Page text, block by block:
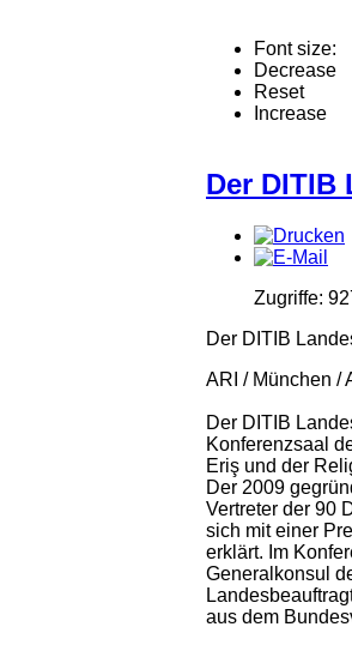
Font size:
Decrease
Reset
Increase
Der DITIB
Zugriffe:
Der DITIB
ARI / München /
Der DITIB
Konferenzsaal
Eriş und der
Der 2009
Vertreter der 90
sich mit einer
erklärt. Im
Generalkonsul
aus dem